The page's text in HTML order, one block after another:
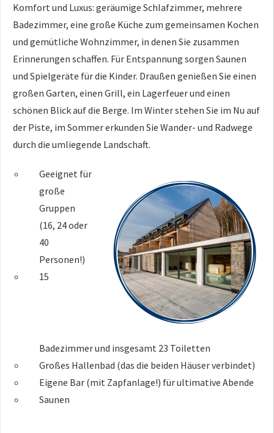
Komfort und Luxus: geräumige Schlafzimmer, mehrere
Badezimmer, eine große Küche zum gemeinsamen Kochen
und gemütliche Wohnzimmer, in denen Sie zusammen
Erinnerungen schaffen. Für Entspannung sorgen Saunen
und Spielgeräte für die Kinder. Draußen genießen Sie einen
großen Garten, einen Grill, ein Lagerfeuer und einen
schönen Blick auf die Berge. Im Winter stehen Sie im Nu auf
der Piste, im Sommer erkunden Sie Wander- und Radwege
durch die umliegende Landschaft.
Geeignet für
große
Gruppen
(16, 24 oder
40
Personen!)
15
Badezimmer und insgesamt 23 Toiletten
Großes Hallenbad (das die beiden Häuser verbindet)
Eigene Bar (mit Zapfanlage!) für ultimative Abende
Saunen